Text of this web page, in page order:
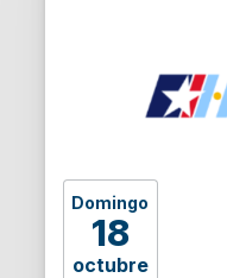
Domingo
18
octubre